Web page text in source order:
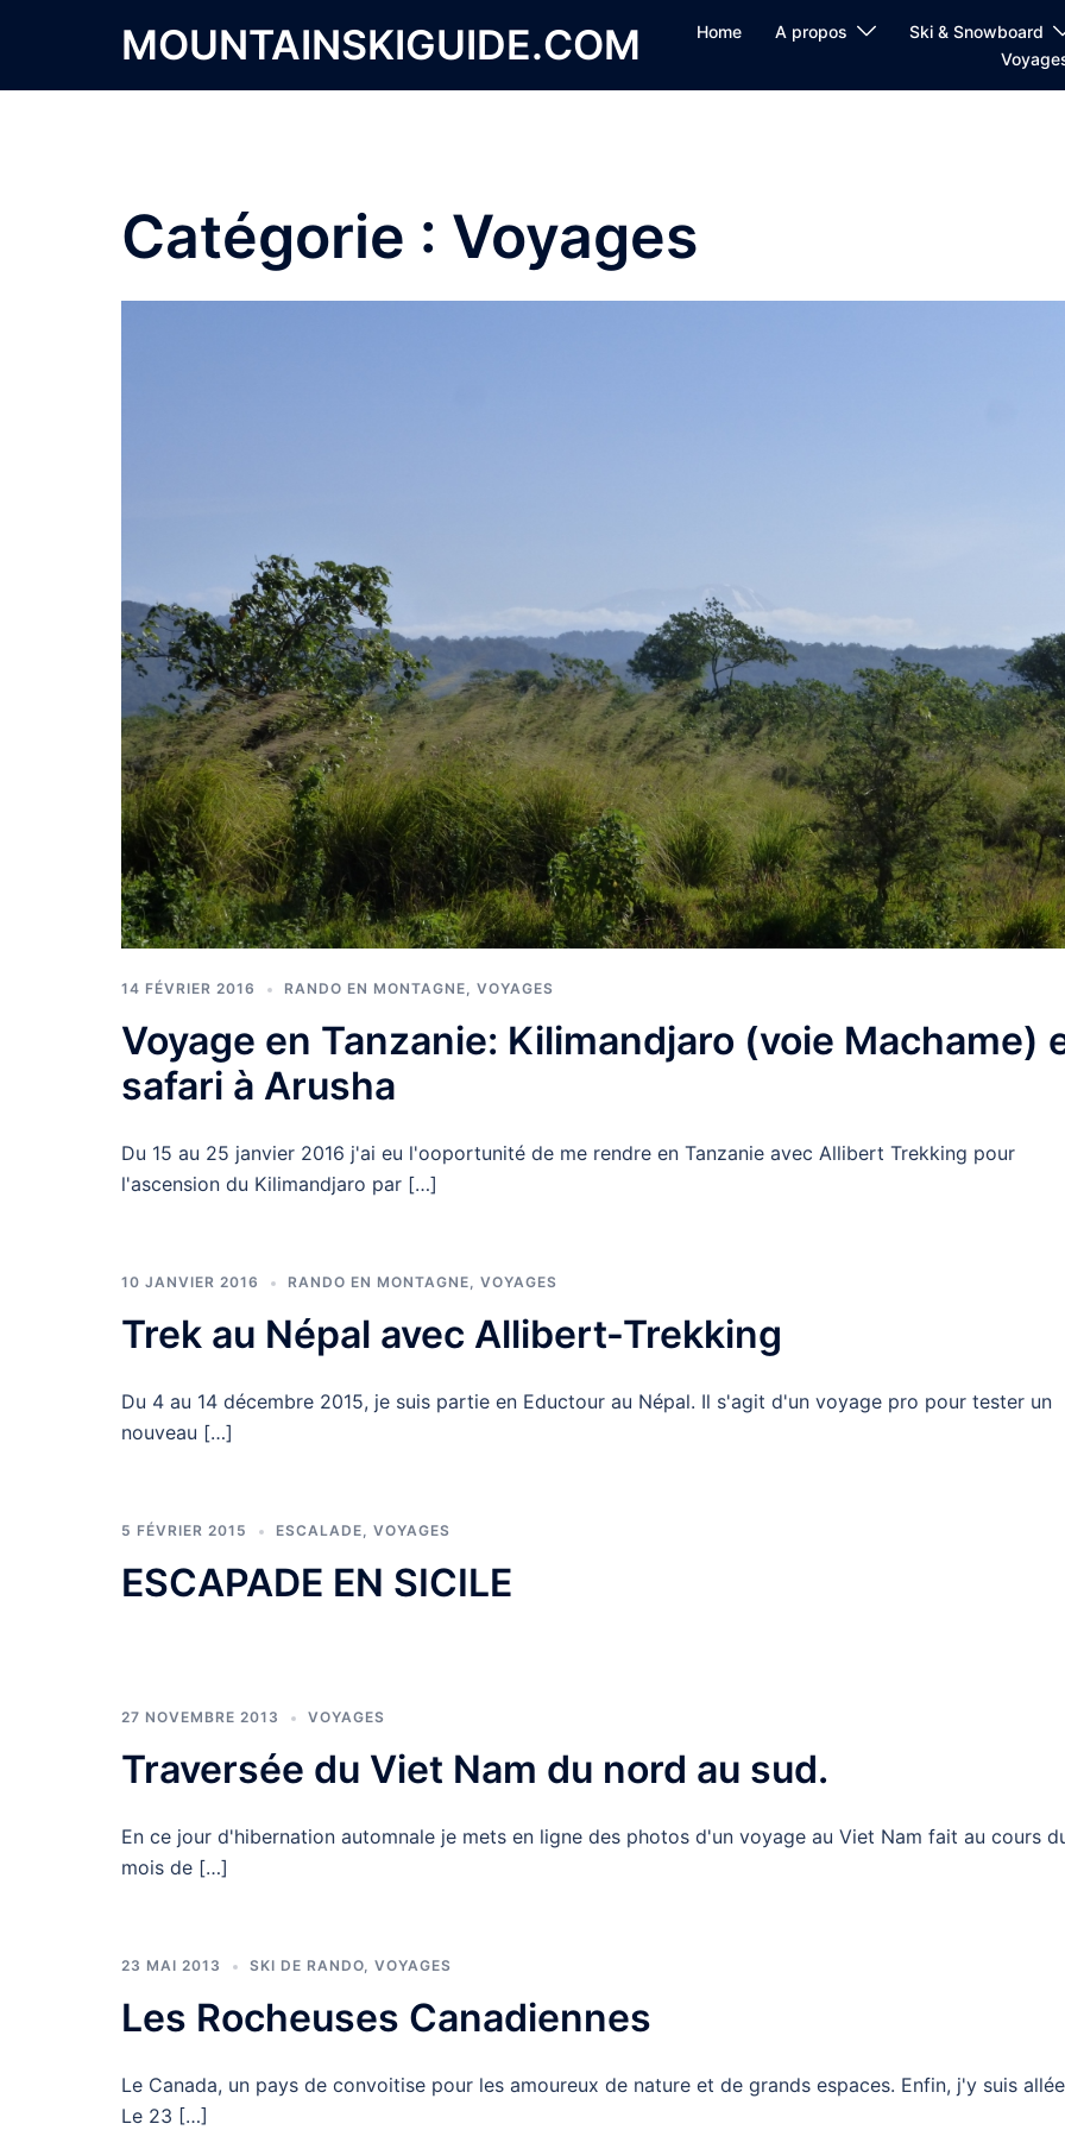
contenu
MOUNTAINSKIGUIDE.COM Home A propos
Ski & Snowboard
Catégorie : Voyages
14 FÉVRIER 2016 RANDO EN MONTAGNE, VOYAGES
Voyage en Tanzanie: Kilimandjaro (voie Machame)
safari à Arusha
Du 15 au 25 janvier 2016 j'ai eu l'ooportunité de me rendre en Tanzanie avec Allibert Trekking pour
l'ascension du Kilimandjaro par […]
10 JANVIER 2016 RANDO EN MONTAGNE, VOYAGES
Trek au Népal avec Allibert-Trekking
Du 4 au 14 décembre 2015, je suis partie en Eductour au Népal. Il s'agit d'un voyage pro pour tester un
nouveau […]
5 FÉVRIER 2015 ESCALADE, VOYAGES
ESCAPADE EN SICILE
27 NOVEMBRE 2013 VOYAGES
Traversée du Viet Nam du nord au sud.
En ce jour d'hibernation automnale je mets en ligne des photos d'un voyage au Viet Nam fait au cours
mois de […]
23 MAI 2013 SKI DE RANDO, VOYAGES
Les Rocheuses Canadiennes
Le Canada, un pays de convoitise pour les amoureux de nature et de grands espaces. Enfin, j'y suis
Le 23 […]